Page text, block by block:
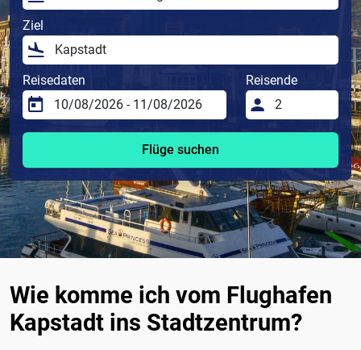
Ziel
Reisedaten Reisende
Flüge suchen
Wie komme ich vom Flughafen
Kapstadt ins Stadtzentrum?